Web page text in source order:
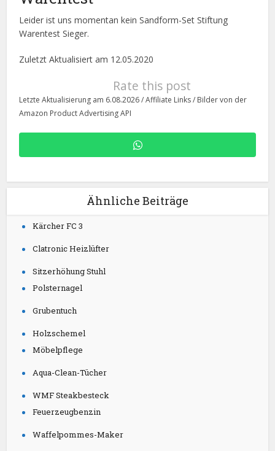
Leider ist uns momentan kein Sandform-Set Stiftung
Warentest Sieger.
Zuletzt Aktualisiert am 12.05.2020
Rate this post
Letzte Aktualisierung am 6.08.2026 / Affiliate Links / Bilder von der
Amazon Product Advertising API
Ähnliche Beiträge
Kärcher FC 3
Clatronic Heizlüfter
Sitzerhöhung Stuhl
Polsternagel
Grubentuch
Holzschemel
Möbelpflege
Aqua-Clean-Tücher
WMF Steakbesteck
Feuerzeugbenzin
Waffelpommes-Maker